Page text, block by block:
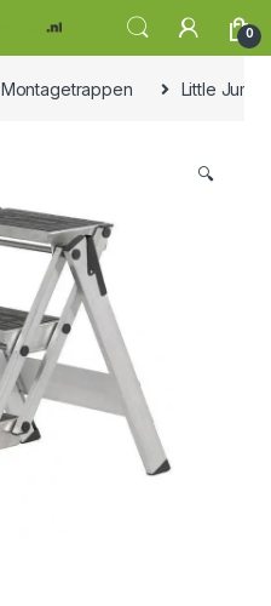
0
Montagetrappen Little
🔍